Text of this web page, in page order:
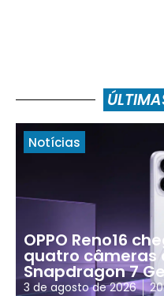
Notícias
OPPO Reno16
quatro câmeras
Snapdragon 7
3 de agosto de 2026